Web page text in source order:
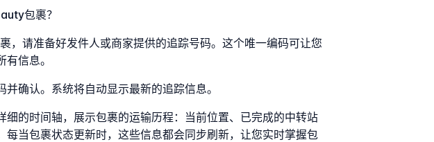
包裹？
，请准备好发件人或商家提供的追踪号码。这个唯一编码可让您
信息。
并确认。系统将自动显示最新的追踪信息。
细的时间轴，展示包裹的运输历程：当前位置、已完成的中转站
每当包裹状态更新时，这些信息都会同步刷新，让您实时掌握包